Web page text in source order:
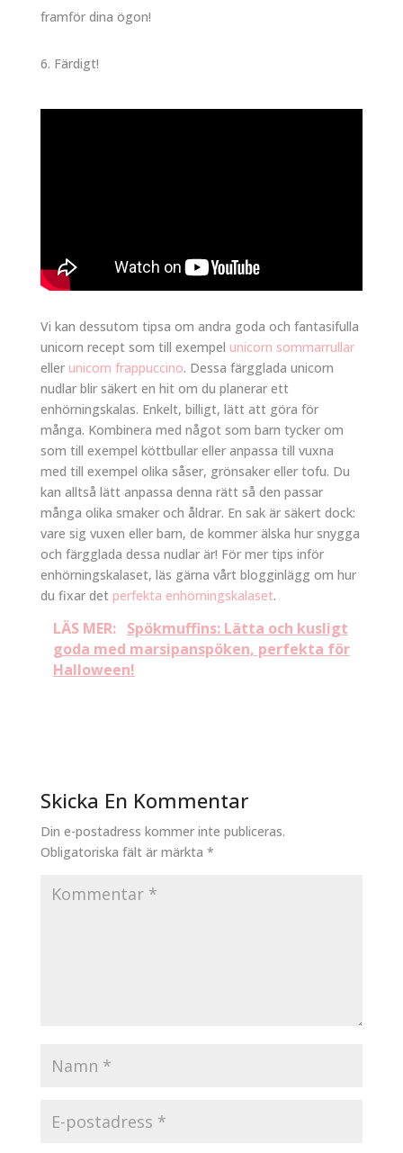
framför dina ögon!
Färdigt!
Vi kan dessutom tipsa om andra goda och fantasifulla
unicorn recept som till exempel unicorn sommarrullar
eller unicorn frappuccino. Dessa färgglada unicorn
nudlar blir säkert en hit om du planerar ett
enhörningskalas. Enkelt, billigt, lätt att göra för
många. Kombinera med något som barn tycker om
som till exempel köttbullar eller anpassa till vuxna
med till exempel olika såser, grönsaker eller tofu. Du
kan alltså lätt anpassa denna rätt så den passar
många olika smaker och åldrar. En sak är säkert dock:
vare sig vuxen eller barn, de kommer älska hur snygga
och färgglada dessa nudlar är! För mer tips inför
enhörningskalaset, läs gärna vårt blogginlägg om hur
du fixar det perfekta enhörningskalaset.
LÄS MER: Spökmuffins: Lätta och kusligt
goda med marsipanspöken, perfekta för
Halloween!
Skicka En Kommentar
Din e-postadress kommer inte publiceras.
Obligatoriska fält är märkta *